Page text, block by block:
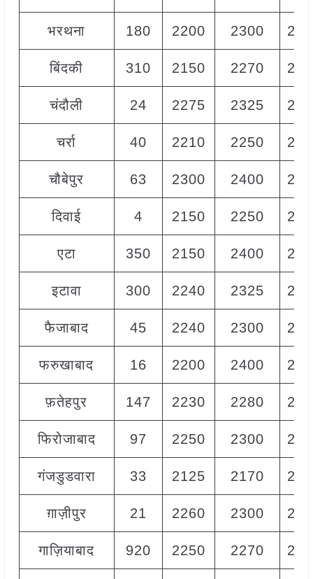
भरथना 180 2200 2300
बिंदकी 310 2150 2270
चंदौली 24 2275 2325
चर्रा 40 2210 2250
चौबेपुर 63 2300 2400
दिवाई 4 2150 2250
एटा 350 2150 2400
इटावा 300 2240 2325
फैजाबाद 45 2240 2300
फरुखाबाद 16 2200 2400
फ़तेहपुर 147 2230 2280
फिरोजाबाद 97 2250 2300
गंजडुडवारा 33 2125 2170
ग़ाज़ीपुर 21 2260 2300
गाज़ियाबाद 920 2250 2270